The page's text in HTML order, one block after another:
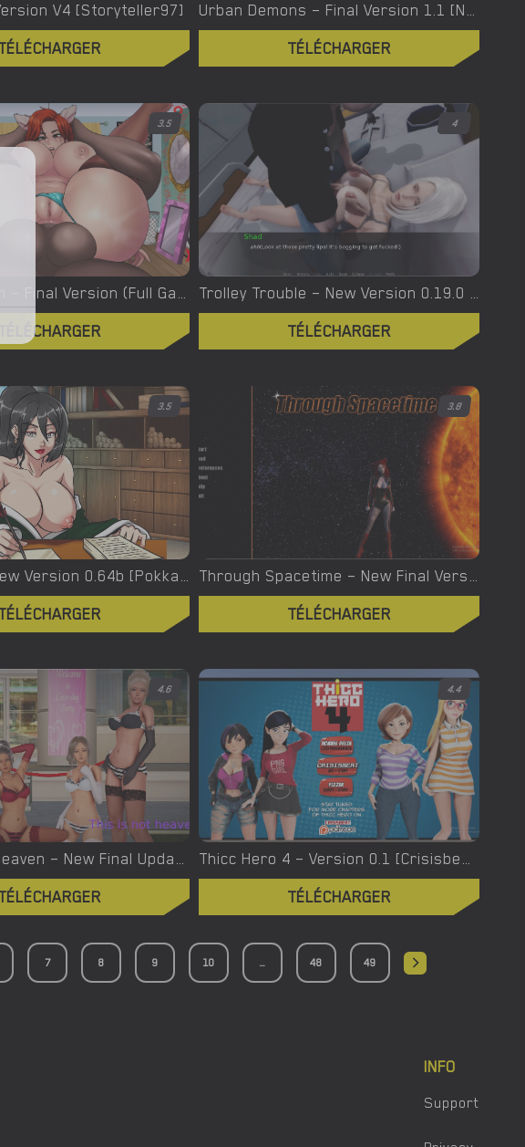
V4 [Storyteller97] Urban Demons – Final Version 1.1 [Nergal]
TÉLÉCHARGER
3.5
Turning Bitch – Final Version (Full Game) [NowaJoestar]
4
Trolley Trouble – New Version 0.19.0 [NTRaction]
TÉLÉCHARGER
3.5
Titsnicle – New Version 0.64b [Pokkaloh]
3.8
Through Spacetime – New Final Version 1.0 (Full Game) [Empiric]
TÉLÉCHARGER
4.6
This Is Not Heaven – New Final Update 4 [Altered Vision]
4.4
Thicc Hero 4 – Version 0.1 [Crisisbeat]
TÉLÉCHARGER
7 8 9 10 ... 48 49
INFO
Support